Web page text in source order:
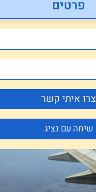
פרטים
צרו איתי קשר
שיחה עם נציג